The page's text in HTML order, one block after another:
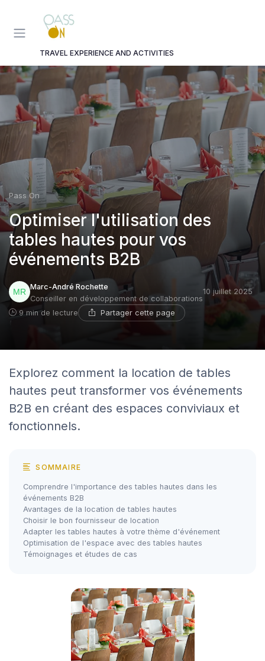
TRAVEL EXPERIENCE AND ACTIVITIES
Pass On
Optimiser l'utilisation des
tables hautes pour vos
événements B2B
Marc-André Rochette
Conseiller en développement de collaborations
10 juillet 2025
9 min de lecture Partager cette page
Explorez comment la location de tables
hautes peut transformer vos événements
B2B en créant des espaces conviviaux et
fonctionnels.
SOMMAIRE
Comprendre l'importance des tables hautes dans les
événements B2B
Avantages de la location de tables hautes
Choisir le bon fournisseur de location
Adapter les tables hautes à votre thème d'événement
Optimisation de l'espace avec des tables hautes
Témoignages et études de cas